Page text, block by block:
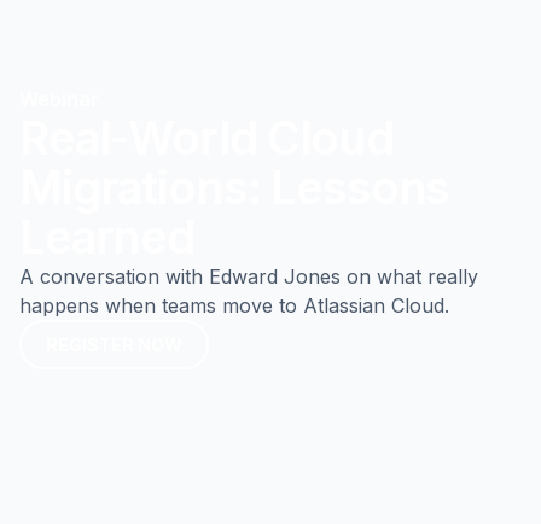
A conversation with Edward Jones on what really
happens when teams move to Atlassian Cloud.